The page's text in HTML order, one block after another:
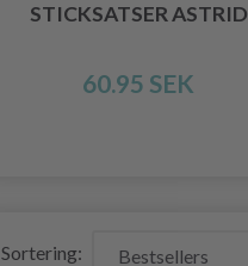
STICKSATSER ASTRID
60.95 SEK
Sortering: